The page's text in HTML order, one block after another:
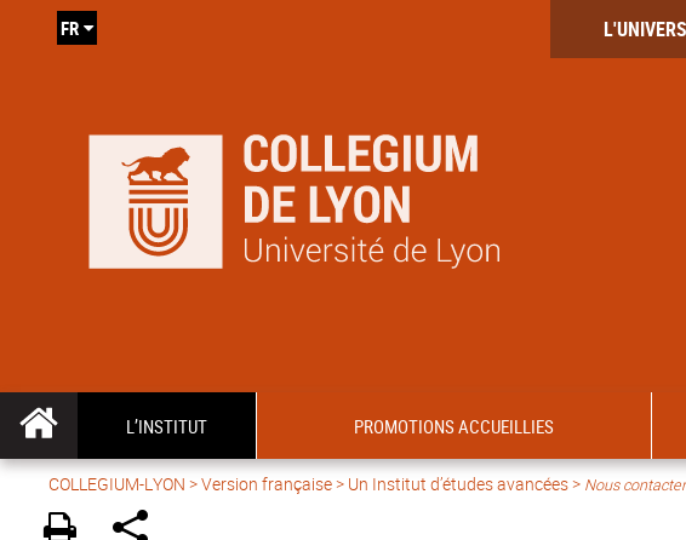
FR
L’INSTITUT PROMOTIONS ACCUEILLIES
COLLEGIUM-LYON >Version française> Un Institut d’études avancées > Nous contacter